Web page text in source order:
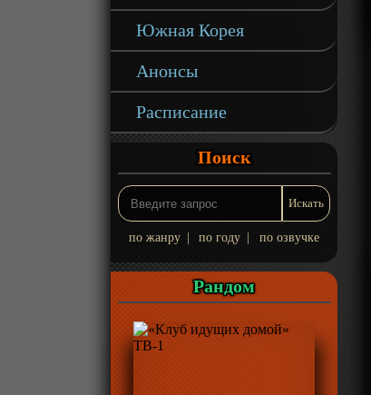
Южная Корея
Анонсы
Расписание
Поиск
по жанру по году по озвучке
Рандом